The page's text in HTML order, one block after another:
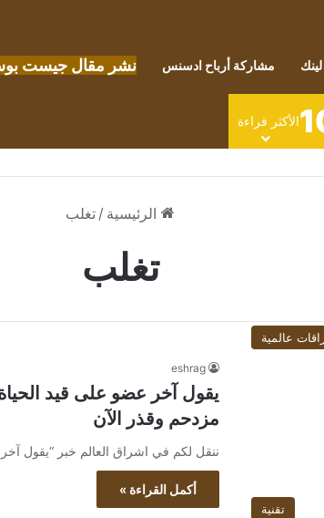
مشاركة أرباح ادسنس نشر مقال جيست
الأكثر قراءة
الرئيسية / تغلب
تغلب
عالمية
eshrag
يقول آخر عضو على قيد
مزدحم وقذر الآن
ننقل لكم في اشراق العالم خبر “يقول
أكمل القراءة »
تقنية